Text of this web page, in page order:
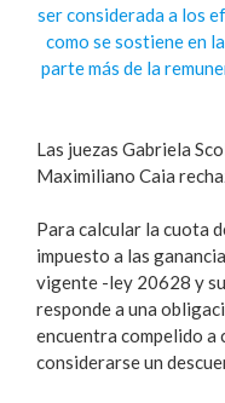
ser considerada a los
como se sostiene en
parte más de la
Las juezas Gabriela
Maximiliano Caia
Para calcular la cuota
impuesto a las
vigente -ley 20628 y
responde a una
encuentra compelido a
considerarse un